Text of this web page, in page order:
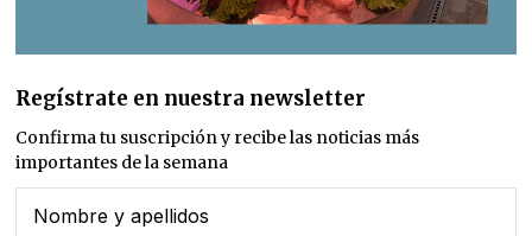
Regístrate en nuestra newsletter
Confirma tu suscripción y recibe las noticias más
importantes de la semana